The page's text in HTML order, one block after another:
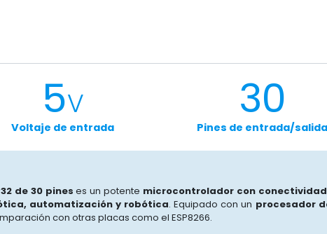
5V
Voltaje de entrada
30
Pines de entrada/salida
de 30 pines es un potente microcontrolador con
automatización y robótica. Equipado con un procesador
con otras placas como el ESP8266.